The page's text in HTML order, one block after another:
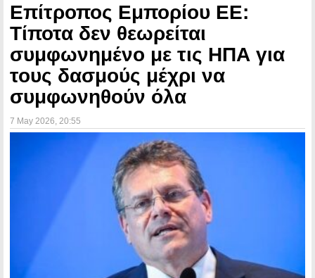
Επίτροπος Εμπορίου ΕΕ:
Τίποτα δεν θεωρείται
συμφωνημένο με τις ΗΠΑ για
τους δασμούς μέχρι να
συμφωνηθούν όλα
7 May 2026 , 20:55